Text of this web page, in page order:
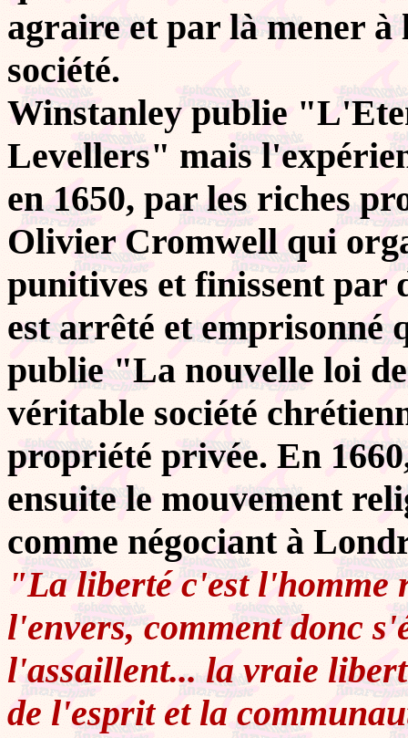
agraire et par là mener
société.
Winstanley publie
Levellers" mais
en 1650, par les riches
Olivier Cromwell qui
punitives et finissent par
est arrêté et emprisonné
publie "La nouvelle loi
véritable société
propriété privée. En
ensuite le mouvement
comme négociant à
"La liberté c'est l'homme
l'envers, comment donc
l'assaillent... la vraie
de l'esprit et la